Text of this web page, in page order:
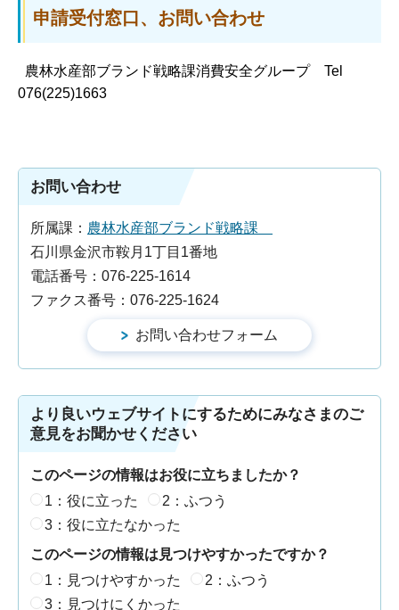
申請受付窓口、お問い合わせ
農林水産部ブランド戦略課消費安全グループ Tel
076(225)1663
お問い合わせ
所属課： 農林水産部ブランド戦略課
石川県金沢市鞍月1丁目1番地
電話番号：076-225-1614
ファクス番号：076-225-1624
より良いウェブサイトにするためにみなさまのご
意見をお聞かせください
このページの情報はお役に立ちましたか？
1：役に立った
2：ふつう
3：役に立たなかった
このページの情報は見つけやすかったですか？
1：見つけやすかった
2：ふつう
3：見つけにくかった